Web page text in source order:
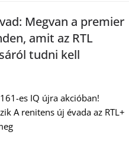
Megvan a premier
amit az RTL
tudni kell
es IQ újra akcióban!
A renitens új évada az RTL+